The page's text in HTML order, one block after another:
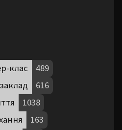
клас
489
616
1038
163